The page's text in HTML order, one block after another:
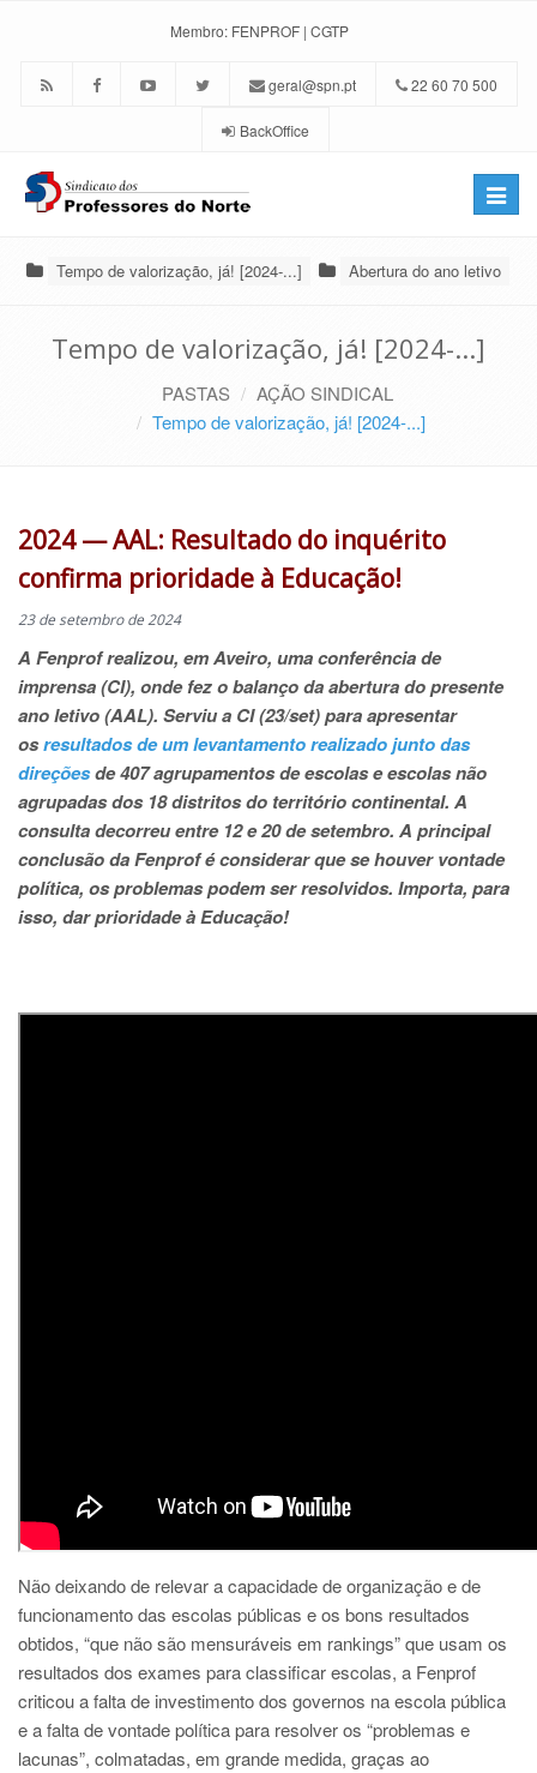
Membro: FENPROF | CGTP
geral@spn.pt 22 60 70 500
BackOffice
Toggle
Tempo de valorização, já! [2024-...] Abertura do ano letivo
Tempo de valorização, já! [2024-...]
PASTAS
AÇÃO SINDICAL
Tempo de valorização, já! [2024-...]
2024 — AAL: Resultado do inquérito
confirma prioridade à Educação!
23 de setembro de 2024
A Fenprof realizou, em Aveiro, uma conferência de
imprensa (CI), onde fez o balanço da abertura do presente
ano letivo (AAL). Serviu a CI (23/set) para apresentar
osresultados de um levantamento realizado junto das
direçõesde 407 agrupamentos de escolas e escolas não
agrupadas dos 18 distritos do território continental. A
consulta decorreu entre 12 e 20 de setembro. A principal
conclusão da Fenprof é considerar que se houver vontade
política, os problemas podem ser resolvidos. Importa, para
isso, dar prioridade à Educação!
Não deixando de relevar a capacidade de organização e de
funcionamento das escolas públicas e os bons resultados
obtidos, “que não são mensuráveis em rankings” que usam os
resultados dos exames para classificar escolas, a Fenprof
criticou a falta de investimento dos governos na escola pública
e a falta de vontade política para resolver os “problemas e
lacunas”, colmatadas, em grande medida, graças ao